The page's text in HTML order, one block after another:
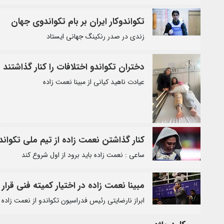
تکواندوکار ایران بر بام تکواندوی جهان
زندی در صدر رنکینگ جهانی ایستاد
دختران تکواندو اختلافات را کنار گذاشتند
عیادت ناهید کیانی از مبینا نعمت زاده
کنار گذاشتن نعمت زاده از تیم ملی
ساعی : نعمت زاده باید برود از اول شروع کند
مبینا نعمت زاده در اختیار کمیته فنی
ابراز نارضایتی رئیس فدراسیون تکواندو از نعمت زاده